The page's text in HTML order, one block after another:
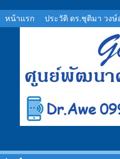
หน้าแรก ประวัติ ดร.ชุติมา วงษ์